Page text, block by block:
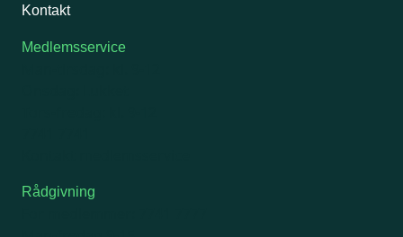
Kontakt
Medlemsservice
Rådgivning